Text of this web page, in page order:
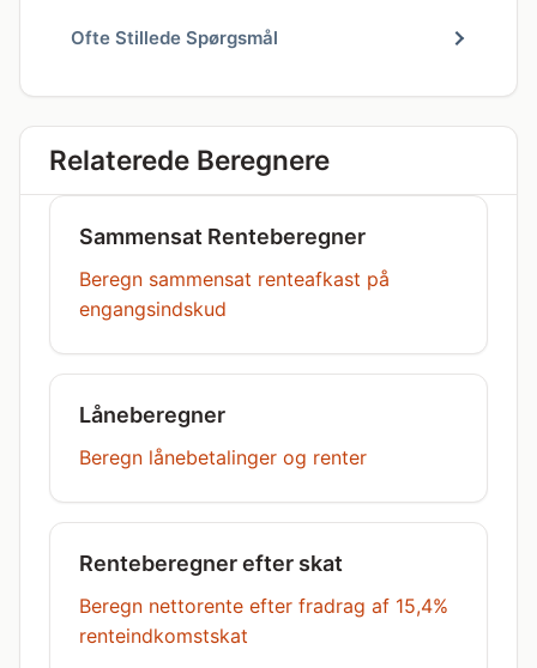
Ofte Stillede Spørgsmål
Relaterede Beregnere
Sammensat Renteberegner
Beregn sammensat renteafkast på
engangsindskud
Låneberegner
Beregn lånebetalinger og renter
Renteberegner efter skat
Beregn nettorente efter fradrag af 15,4%
renteindkomstskat